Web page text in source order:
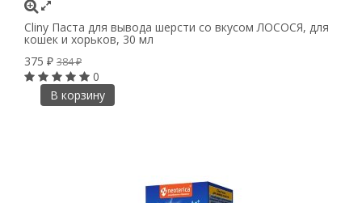
Cliny Паста для вывода шерсти со вкусом ЛОСОСЯ, для
кошек и хорьков, 30 мл
375 ₽ 384₽
0
В корзину